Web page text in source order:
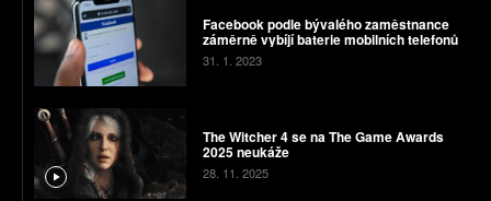
Facebook podle bývalého zaměstnance
záměrně vybíjí baterie mobilních telefonů
31. 1. 2023
The Witcher 4 se na The Game Awards
2025 neukáže
28. 11. 2025